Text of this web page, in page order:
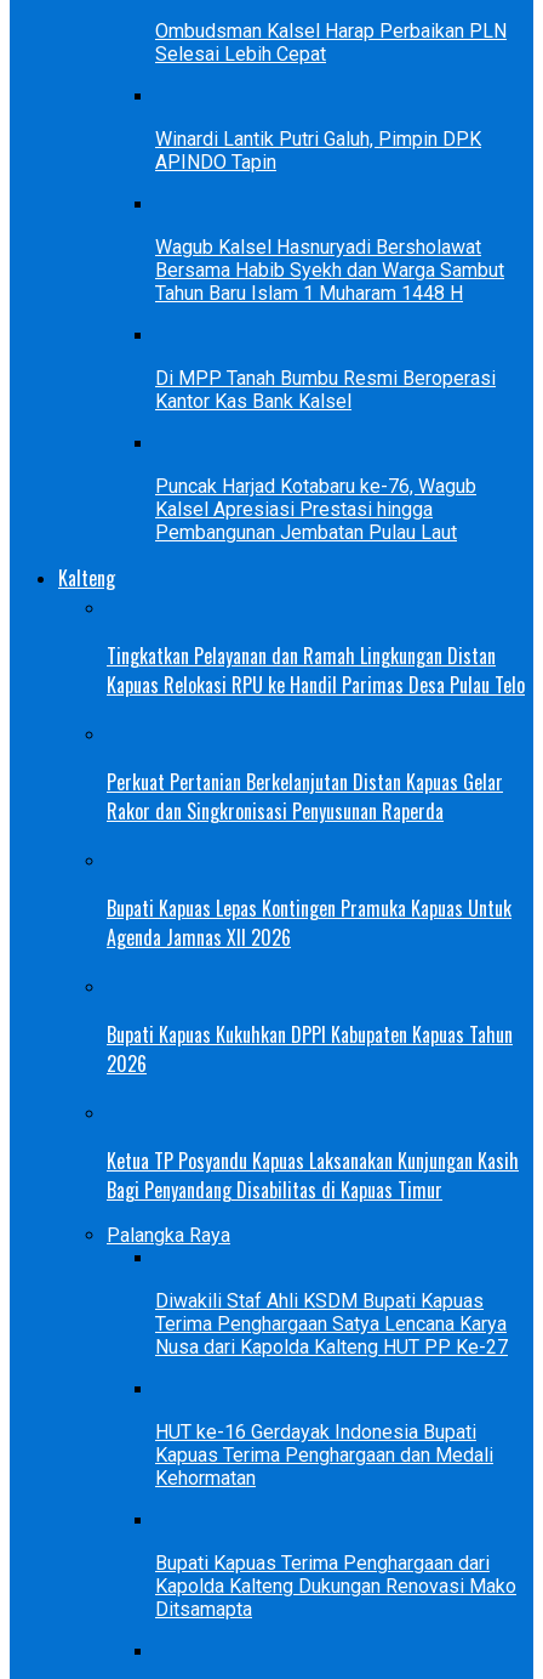
Ombudsman Kalsel Harap Perbaikan PLN
Selesai Lebih Cepat
Winardi Lantik Putri Galuh, Pimpin DPK
APINDO Tapin
Wagub Kalsel Hasnuryadi Bersholawat
Bersama Habib Syekh dan Warga Sambut
Tahun Baru Islam 1 Muharam 1448 H
Di MPP Tanah Bumbu Resmi Beroperasi
Kantor Kas Bank Kalsel
Puncak Harjad Kotabaru ke-76, Wagub
Kalsel Apresiasi Prestasi hingga
Pembangunan Jembatan Pulau Laut
Kalteng
Tingkatkan Pelayanan dan Ramah Lingkungan Distan
Kapuas Relokasi RPU ke Handil Parimas Desa Pulau Telo
Perkuat Pertanian Berkelanjutan Distan Kapuas Gelar
Rakor dan Singkronisasi Penyusunan Raperda
Bupati Kapuas Lepas Kontingen Pramuka Kapuas Untuk
Agenda Jamnas XII 2026
Bupati Kapuas Kukuhkan DPPI Kabupaten Kapuas Tahun
2026
Ketua TP Posyandu Kapuas Laksanakan Kunjungan Kasih
Bagi Penyandang Disabilitas di Kapuas Timur
Palangka Raya
Diwakili Staf Ahli KSDM Bupati Kapuas
Terima Penghargaan Satya Lencana Karya
Nusa dari Kapolda Kalteng HUT PP Ke-27
HUT ke-16 Gerdayak Indonesia Bupati
Kapuas Terima Penghargaan dan Medali
Kehormatan
Bupati Kapuas Terima Penghargaan dari
Kapolda Kalteng Dukungan Renovasi Mako
Ditsamapta